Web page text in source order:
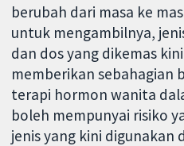
berubah dari masa ke
untuk mengambilnya,
dan dos yang dikemas
memberikan sebahagian
terapi hormon wanita
boleh mempunyai risiko
jenis yang kini digunakan